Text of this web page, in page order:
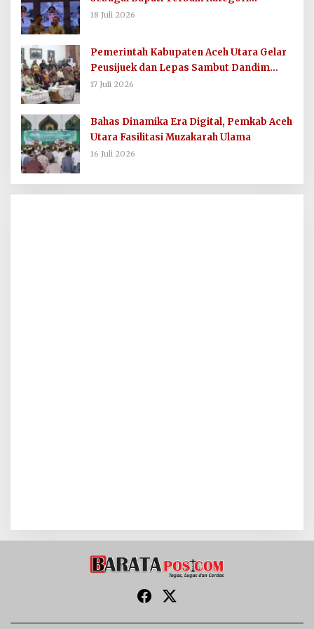
Komunikasi dan Informasi Publik
18 Juli 2026
Pemerintah Kabupaten Aceh Utara Gelar
Peusijuek dan Lepas Sambut Dandim
0103/AUT
17 Juli 2026
Bahas Dinamika Era Digital, Pemkab Aceh
Utara Fasilitasi Muzakarah Ulama
16 Juli 2026